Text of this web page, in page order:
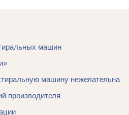
машин
машину нежелательна
производителя